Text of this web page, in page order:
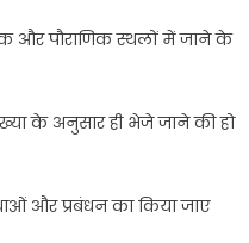
और पौराणिक स्थलों में जाने के
के अनुसार ही भेजे जाने की हो
और प्रबंधन का किया जाए